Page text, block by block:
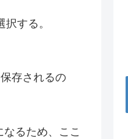
する。
存されるの
るため、ここ